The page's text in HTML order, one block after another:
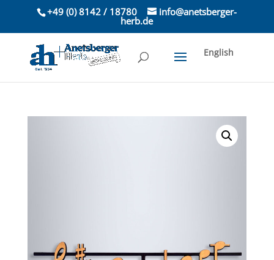
+49 (0) 8142 / 18780 info@anetsberger-
herb.de
English